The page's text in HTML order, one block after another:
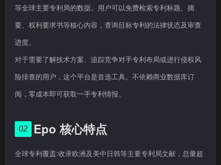
等全球主要专利局的数据。用户可以免费检索专利标题、摘
要、权利要求书等核心内容，查询目标专利的法律状态及审查
进度。
对于需要了解技术方案、追踪竞争对手专利布局或进行侵权风
险排查的用户，这个平台是首选工具。不依赖商业数据库订
阅，零成本即可获取一手专利情报。
02 Epo 核心特点
全球专利覆盖:收录欧洲及美中日韩等主要专利局文献，总量超